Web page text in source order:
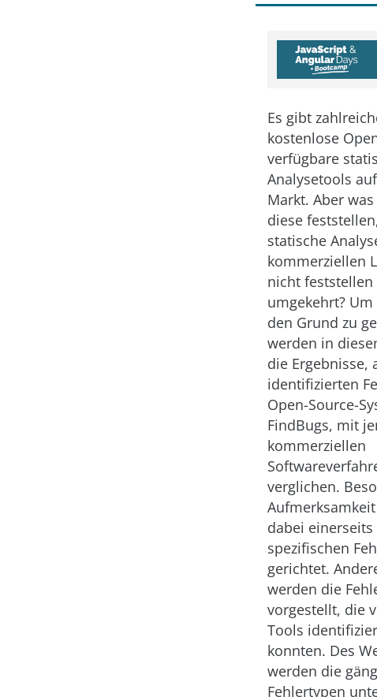
Es gibt
kostenlose
verfügbare
Analysetools
Markt. Aber
diese
statische
kommerziellen
nicht feststellen
umgekehrt?
den Grund zu
werden in
die Ergebnisse,
identifizierten
Open-Source-
FindBugs, mit
kommerziellen
verglichen.
dabei
spezifischen
gerichtet.
werden die
vorgestellt, die
Tools
konnten. Des
werden die
Fehlertypen